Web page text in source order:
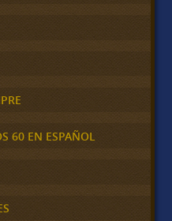
60 EN ESPAÑOL